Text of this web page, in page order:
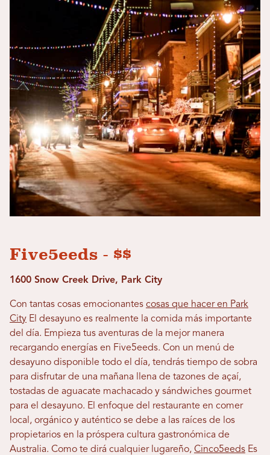
Five5eeds - $$
1600 Snow Creek Drive, Park City
Con tantas cosas emocionantes cosas que hacer en Park
City El desayuno es realmente la comida más importante
del día. Empieza tus aventuras de la mejor manera
recargando energías en Five5eeds. Con un menú de
desayuno disponible todo el día, tendrás tiempo de sobra
para disfrutar de una mañana llena de tazones de açaí,
tostadas de aguacate machacado y sándwiches gourmet
para el desayuno. El enfoque del restaurante en comer
local, orgánico y auténtico se debe a las raíces de los
propietarios en la próspera cultura gastronómica de
Australia. Como te dirá cualquier lugareño, Cinco5eeds Es